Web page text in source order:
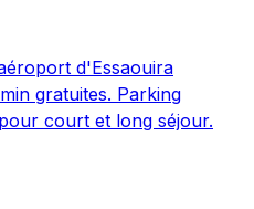
d'Essaouira
gratuites. Parking
court et long séjour.